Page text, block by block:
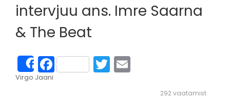
intervjuu ans. Imre Saarna
& The Beat
ShareFacebookTwitter
Virgo Jaani
292 vaatamist